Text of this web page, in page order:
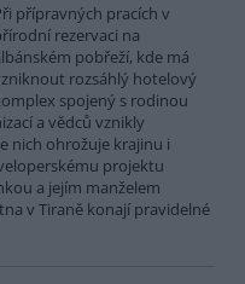
přípravných pracích v
rezervaci na
pobřeží, kde má
rozsáhlý hotelový
spojený s rodinou
a vědců vznikly
nich ohrožuje krajinu i
projektu
a jejím manželem
v Tiraně konají pravidelné